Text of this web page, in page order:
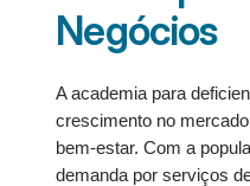
Negócios
A academia para
crescimento no
bem-estar. Com a
demanda por serviços